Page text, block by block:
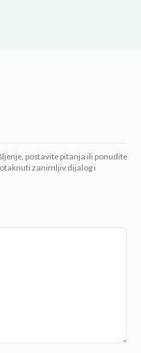
postavite pitanja ili ponudite
zanimljiv dijalog i